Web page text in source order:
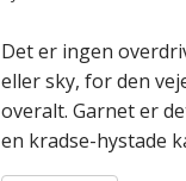
Det er ingen
eller sky, for den
overalt. Garnet er
en kradse-hystade